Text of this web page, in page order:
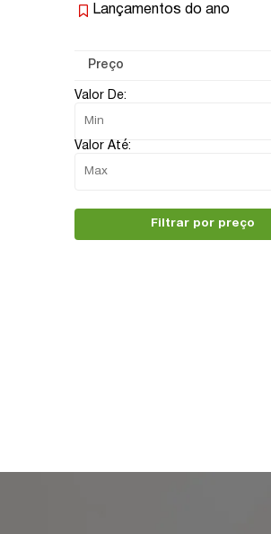
Lançamentos do ano
Preço
Valor De:
Valor Até:
Filtrar por preço